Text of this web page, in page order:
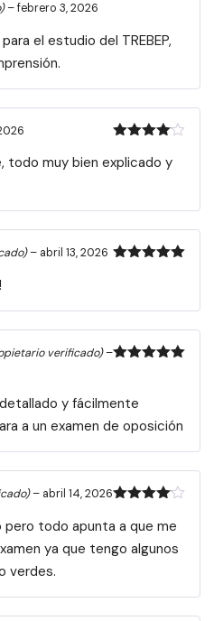
5
–febrero 3, 2026
el estudio del TREBEP,
con4de
todo muy bien explicado y
– abril 13, 2026
verificado)–
y fácilmente
a un examen de oposición
con4de
– abril 14, 2026
pero todo apunta a que me
ya que tengo algunos
verdes.